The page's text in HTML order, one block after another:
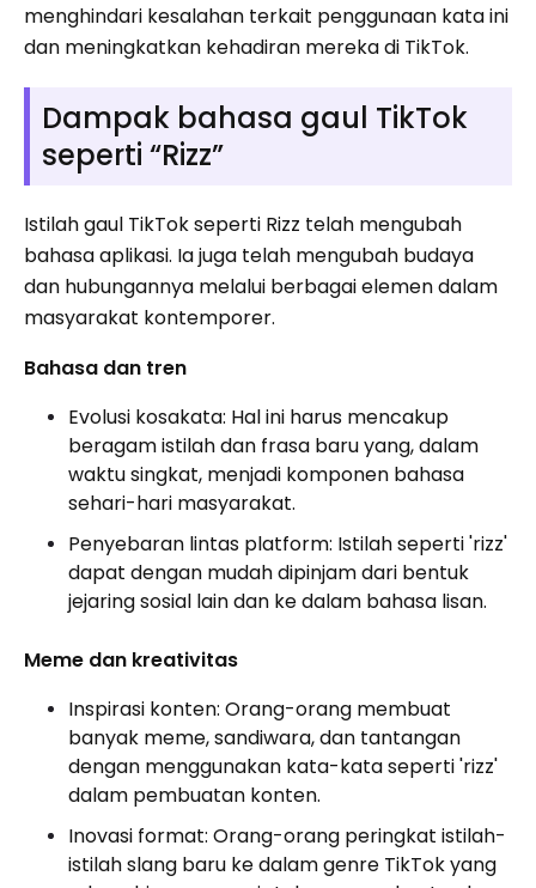
menghindari kesalahan terkait penggunaan kata ini
dan meningkatkan kehadiran mereka di TikTok.
Dampak bahasa gaul TikTok
seperti “Rizz”
Istilah gaul TikTok seperti Rizz telah mengubah
bahasa aplikasi. Ia juga telah mengubah budaya
dan hubungannya melalui berbagai elemen dalam
masyarakat kontemporer.
Bahasa dan tren
Evolusi kosakata: Hal ini harus mencakup
beragam istilah dan frasa baru yang, dalam
waktu singkat, menjadi komponen bahasa
sehari-hari masyarakat.
Penyebaran lintas platform: Istilah seperti 'rizz'
dapat dengan mudah dipinjam dari bentuk
jejaring sosial lain dan ke dalam bahasa lisan.
Meme dan kreativitas
Inspirasi konten: Orang-orang membuat
banyak meme, sandiwara, dan tantangan
dengan menggunakan kata-kata seperti 'rizz'
dalam pembuatan konten.
Inovasi format: Orang-orang peringkat istilah-
istilah slang baru ke dalam genre TikTok yang